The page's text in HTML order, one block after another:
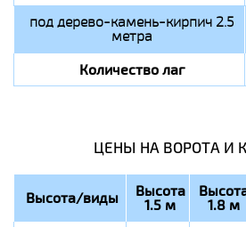
под дерево-камень-кирпич 2.5
метра
Количество лаг
ЦЕНЫ НА ВОРОТА И
Высота/виды Высота
1.5 м 1.8 м